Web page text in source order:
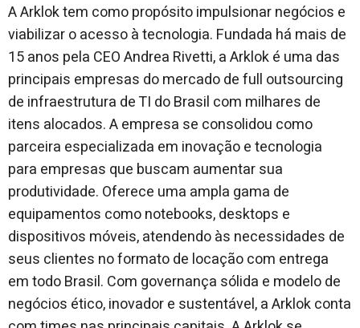
A Arklok tem como propósito impulsionar negócios e
viabilizar o acesso à tecnologia. Fundada há mais de
15 anos pela CEO Andrea Rivetti, a Arklok é uma das
principais empresas do mercado de full outsourcing
de infraestrutura de TI do Brasil com milhares de
itens alocados. A empresa se consolidou como
parceira especializada em inovação e tecnologia
para empresas que buscam aumentar sua
produtividade. Oferece uma ampla gama de
equipamentos como notebooks, desktops e
dispositivos móveis, atendendo às necessidades de
seus clientes no formato de locação com entrega
em todo Brasil. Com governança sólida e modelo de
negócios ético, inovador e sustentável, a Arklok conta